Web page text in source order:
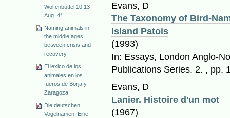
Wolfenbüttel 10.13
Aug. 4°
Naming animals in
the middle ages,
between crisis and
recovery
El lexico de los
animales en los
fueros de Borja y
Zaragoza
Die deutschen
Vogelnamen. Eine
Evans, D
The Taxonomy of Bird-
Island Patois
(1993)
In: Essays, London Anglo-
Publications Series. 2. , pp.
Evans, D
Lanier. Histoire d'un mot
(1967)